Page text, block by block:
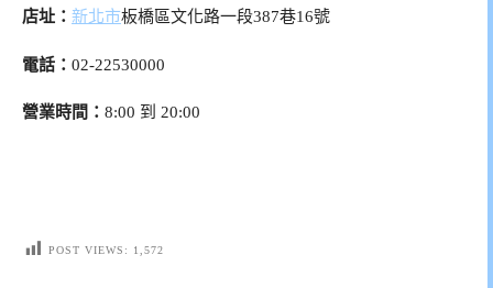
店址： 新北市板橋區文化路一段387巷16號
電話： 02-22530000
營業時間： 8:00 到 20:00
POST VIEWS: 1,572